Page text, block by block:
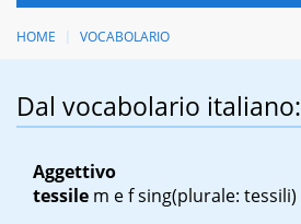
HOME VOCABOLARIO
Dal vocabolario italiano:
Aggettivo
tessile m ef sing(plurale: tessili)